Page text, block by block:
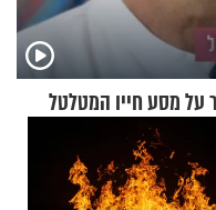
על מסע חייו המטלטל